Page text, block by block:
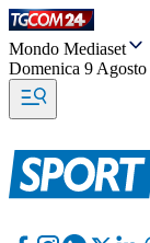
Mondo Mediaset
Domenica 9